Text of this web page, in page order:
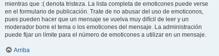
mientras que :( denota tristeza. La lista completa de emoticones puede verse
en el formulario de publicación. Trate de no abusar del uso de emoticonos,
pues pueden hacer que un mensaje se vuelva muy difícil de leer y un
moderador borre el tema o los emoticones del mensaje. La administración
puede fijar un límite para el número de emoticones a utilizar en un mensaje.
Arriba